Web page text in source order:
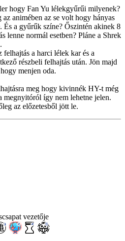
hogy Fan Yu lélekgyűrűi milyenek?
animében az se volt hogy hányas
a gyűrűk színe? Őszintén akinek 8
lenne normál esetben? Pláne a Shrek
a harci lélek kar és a
részbeli felhajtás után. Jön majd
menjen oda.
meg hogy kivinnék HY-t még
megnyitóról így nem lehetne jelen.
az előzetesből jött le.
vezetője